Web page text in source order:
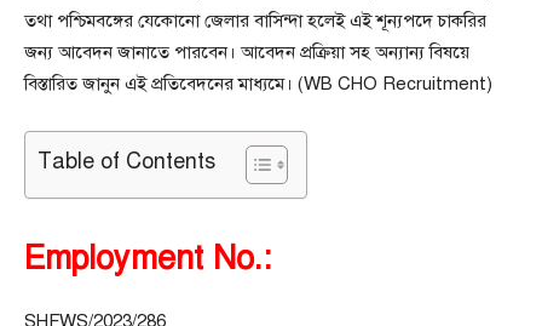
তথা পশ্চিমবঙ্গের যেকোনো জেলার বাসিন্দা হলেই এই শূন্যপদে চাকরির
জন্য আবেদন জানাতে পারবেন। আবেদন প্রক্রিয়া সহ অন্যান্য বিষয়ে
বিস্তারিত জানুন এই প্রতিবেদনের মাধ্যমে। (WB CHO Recruitment)
Table of Contents
Employment No.:
SHFWS/2023/286